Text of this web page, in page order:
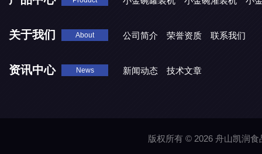
关于我们 About 公司简介 荣誉资质 联系我们
资讯中心 News 新闻动态 技术文章
版权所有 © 2026 舟山凯润